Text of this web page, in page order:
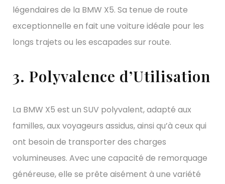
légendaires de la BMW X5. Sa tenue de route
exceptionnelle en fait une voiture idéale pour les
longs trajets ou les escapades sur route.
3. Polyvalence d’Utilisation
La BMW X5 est un SUV polyvalent, adapté aux
familles, aux voyageurs assidus, ainsi qu’à ceux qui
ont besoin de transporter des charges
volumineuses. Avec une capacité de remorquage
généreuse, elle se prête aisément à une variété